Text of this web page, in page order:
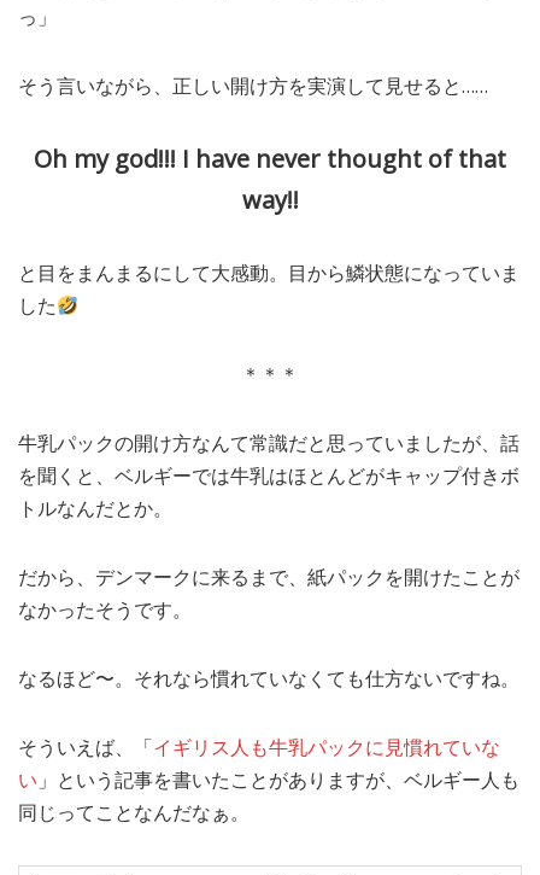
っ」
そう言いながら、正しい開け方を実演して見せると……
Oh my god!!! I have never thought of that
way!!
と目をまんまるにして大感動。目から鱗状態になっていま
した
＊＊＊
牛乳パックの開け方なんて常識だと思っていましたが、話
を聞くと、ベルギーでは牛乳はほとんどがキャップ付きボ
トルなんだとか。
だから、デンマークに来るまで、紙パックを開けたことが
なかったそうです。
なるほど〜。それなら慣れていなくても仕方ないですね。
そういえば、「イギリス人も牛乳パックに見慣れていな
い 」という記事を書いたことがありますが、ベルギー人も
同じってことなんだなぁ。